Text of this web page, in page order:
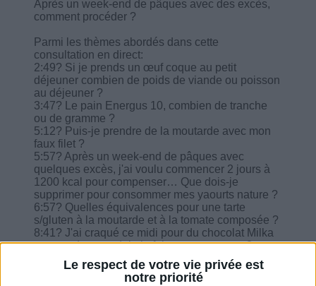
Le respect de votre vie privée est
notre priorité
Après un week-end de pâques avec des excès,
comment procéder ?
Parmi les thèmes abordés dans cette
consultation en direct:
2:49? Si je prends un œuf coque au petit
déjeuner combien de poids de viande ou poisson
au déjeuner ?
3:47? Le pain Energus 10, combien de tranche
ou de gramme ?
5:12? Puis-je prendre de la moutarde avec mon
faux filet ?
5:57? Après un week-end de pâques avec
quelques excès, j'ai voulu commencer 2 jours à
1200 kcal pour compenser… Que dois-je
supprimer pour consommer mes yaourts nature ?
6:57? Quelles équivalences pour une tarte
s/gluten à la moutarde et à la tomate composée ?
8:41? J'ai craqué ce midi pour du chocolat Milka
comme dessert, dois-je faire un rattrapage ?
9:27? J'atteins bientôt mon objectif de perte,
quelle est l'étape d'après pour ne pas ruiner tous